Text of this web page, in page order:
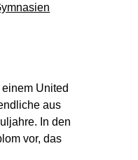
geöffnet)
United
aus
In den
vor, das